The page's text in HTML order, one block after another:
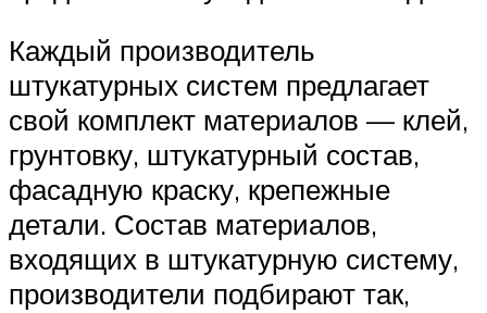
Каждый производитель
штукатурных систем предлагает
свой комплект материалов — клей,
грунтовку, штукатурный состав,
фасадную краску, крепежные
детали. Состав материалов,
входящих в штукатурную систему,
производители подбирают так,